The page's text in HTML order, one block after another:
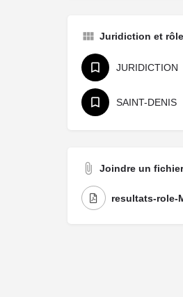
Juridiction et
JURIDICTION
SAINT-DENIS
Joindre un fichier
resultats-role-